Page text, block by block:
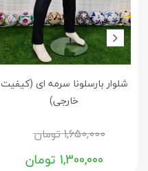
شلوار بارسلونا سرمه ای (کیفیت
خارجی)
1,650,000تومان
1,300,000 تومان